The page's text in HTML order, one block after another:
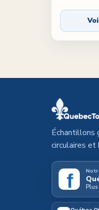
Échantillons
circulaires et
f Plus